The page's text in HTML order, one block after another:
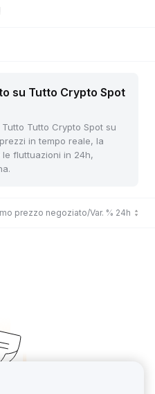
su Tutto Crypto Spot
Tutto Crypto Spot su
in tempo reale, la
fluttuazioni in 24h,
prezzo negoziato/Var. % 24h